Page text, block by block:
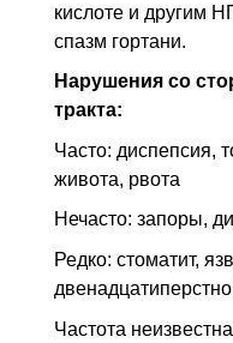
кислоте и другим
спазм гортани.
Нарушения со
тракта:
Часто: диспепсия,
живота, рвота
Нечасто: запоры,
Редко: стоматит,
Частота